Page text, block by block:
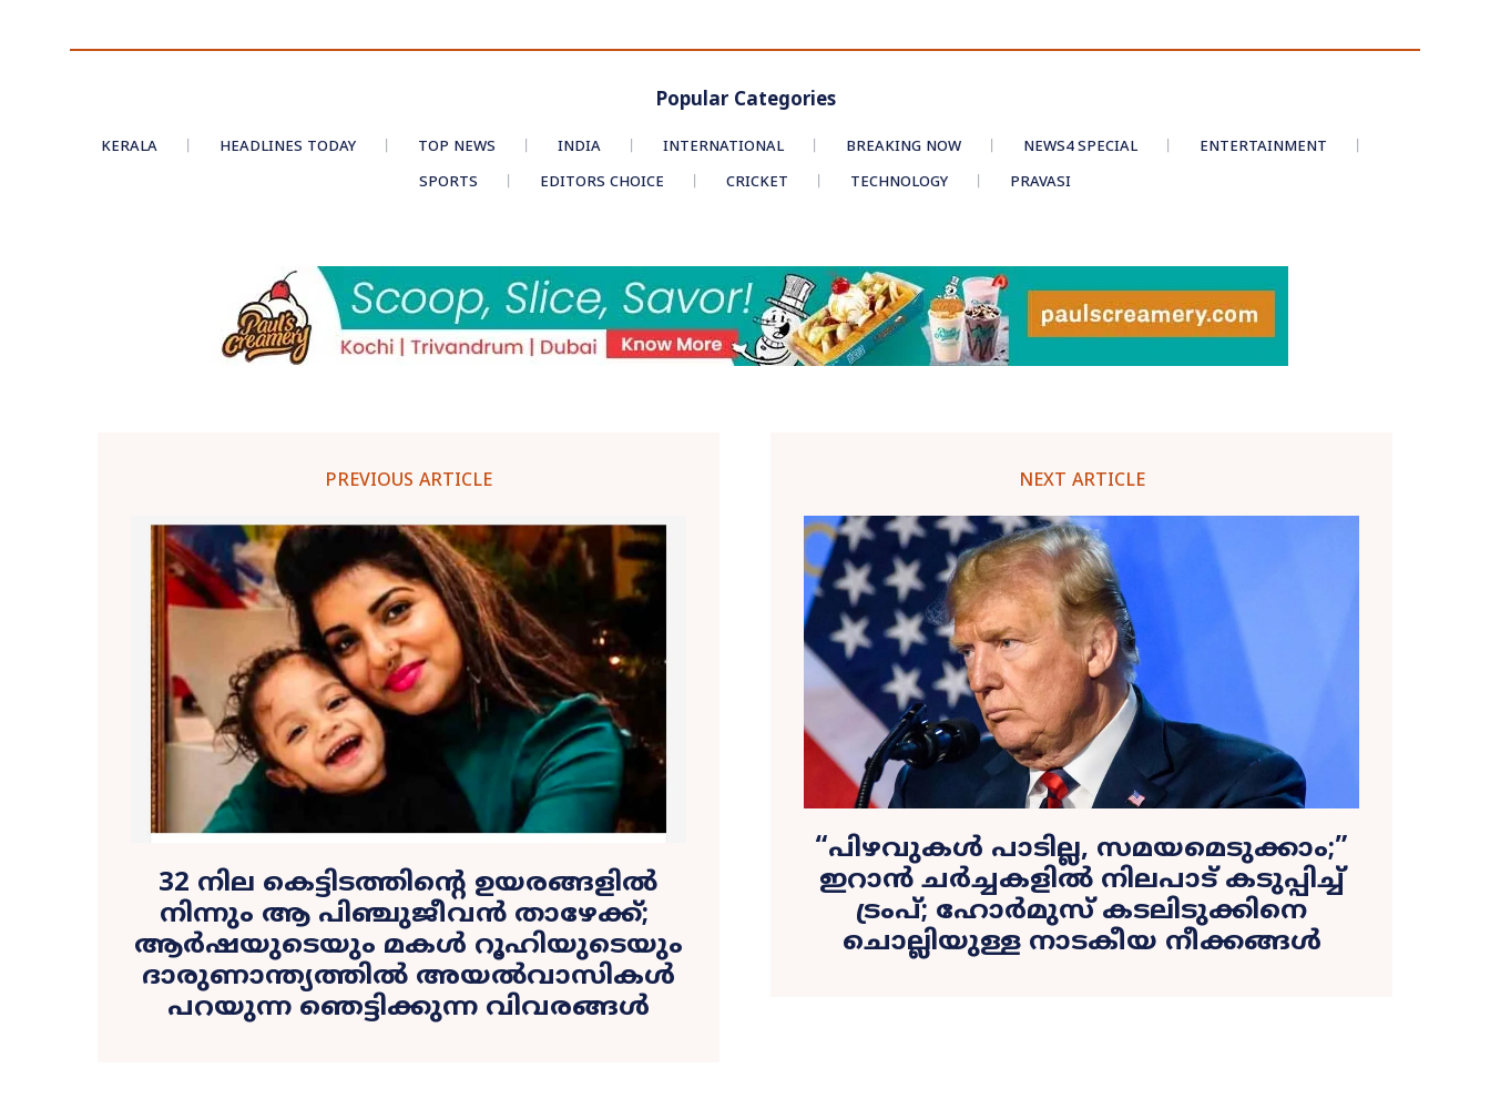
Popular Categories
KERALA HEADLINES TODAY TOP NEWS INDIA INTERNATIONAL BREAKING NOW NEWS4 SPECIAL
ENTERTAINMENT
SPORTS
EDITORS CHOICE CRICKET TECHNOLOGY PRAVASI
PREVIOUS ARTICLE
32 നില കെട്ടിടത്തിന്റെ ഉയരങ്ങളിൽ
നിന്നും ആ പിഞ്ചുജീവൻ താഴേക്ക്;
ആർഷയുടെയും മകൾ റൂഹിയുടെയും
ദാരുണാന്ത്യത്തിൽ അയൽവാസികൾ
പറയുന്ന ഞെട്ടിക്കുന്ന വിവരങ്ങൾ
NEXT ARTICLE
​“പിഴവുകൾ പാടില്ല, സമയമെടുക്കാം;”
ഇറാൻ ചർച്ചകളിൽ നിലപാട് കടുപ്പിച്ച്
ട്രംപ്; ഹോർമുസ് കടലിടുക്കിനെ
ചൊല്ലിയുള്ള നാടകീയ നീക്കങ്ങൾ